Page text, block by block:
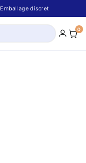
Emballage discret
0